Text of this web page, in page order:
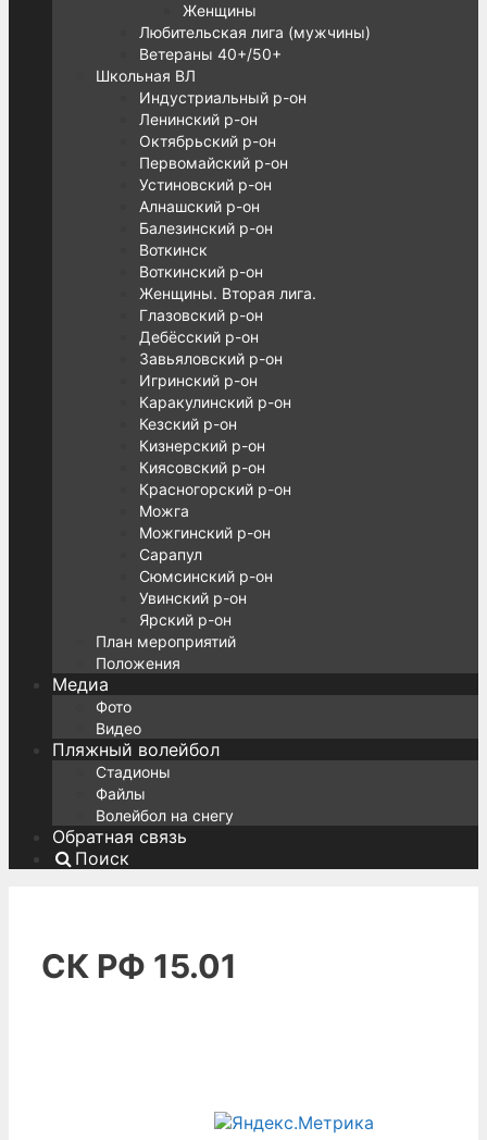
Женщины
Любительская лига (мужчины)
Ветераны 40+/50+
Школьная ВЛ
Индустриальный р-он
Ленинский р-он
Октябрьский р-он
Первомайский р-он
Устиновский р-он
Алнашский р-он
Балезинский р-он
Воткинск
Воткинский р-он
Женщины. Вторая лига.
Глазовский р-он
Дебёсский р-он
Завьяловский р-он
Игринский р-он
Каракулинский р-он
Кезский р-он
Кизнерский р-он
Киясовский р-он
Красногорский р-он
Можга
Можгинский р-он
Сарапул
Сюмсинский р-он
Увинский р-он
Ярский р-он
План мероприятий
Положения
Медиа
Фото
Видео
Пляжный волейбол
Стадионы
Файлы
Волейбол на снегу
Обратная связь
Поиск
СК РФ 15.01